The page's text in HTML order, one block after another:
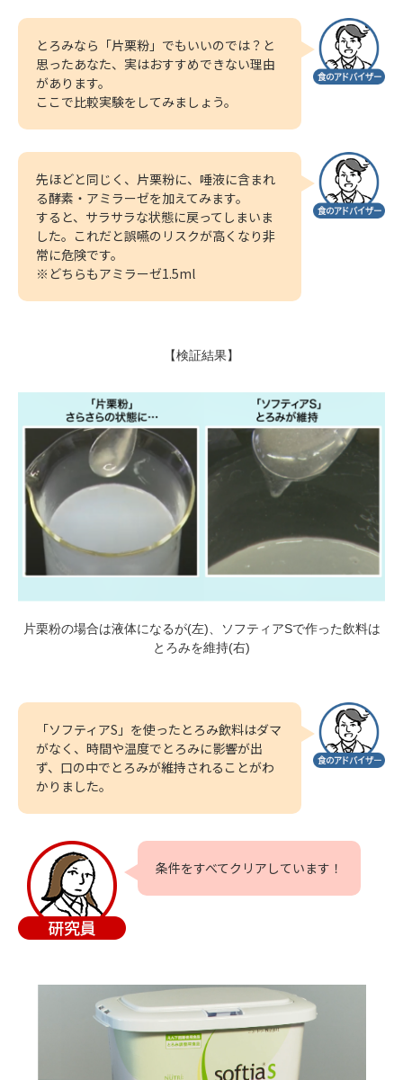
とろみなら「片栗粉」でもいいのでは？と
思ったあなた、実はおすすめできない理由
があります。
ここで比較実験をしてみましょう。
先ほどと同じく、片栗粉に、唾液に含まれ
る酵素・アミラーゼを加えてみます。
すると、サラサラな状態に戻ってしまいま
した。これだと誤嚥のリスクが高くなり非
常に危険です。
※どちらもアミラーゼ1.5ml
【検証結果】
片栗粉の場合は液体になるが(左)、ソフティアSで作った飲料は
とろみを維持(右)
「ソフティアS」を使ったとろみ飲料はダマ
がなく、時間や温度でとろみに影響が出
ず、口の中でとろみが維持されることがわ
かりました。
条件をすべてクリアしています！